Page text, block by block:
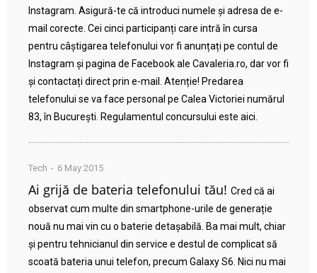
Instagram. Asigură-te că introduci numele și adresa de e-
mail corecte. Cei cinci participanți care intră în cursa
pentru câștigarea telefonului vor fi anunțați pe contul de
Instagram și pagina de Facebook ale Cavaleria.ro, dar vor fi
și contactați direct prin e-mail. Atenție! Predarea
telefonului se va face personal pe Calea Victoriei numărul
83, în București. Regulamentul concursului este aici.
Tech 6 May 2015
Ai grijă de bateria telefonului tău! Cred că ai
observat cum multe din smartphone-urile de generație
nouă nu mai vin cu o baterie detașabilă. Ba mai mult, chiar
și pentru tehnicianul din service e destul de complicat să
scoată bateria unui telefon, precum Galaxy S6. Nici nu mai